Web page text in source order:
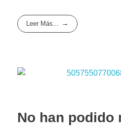
Leer Más...
No han podido